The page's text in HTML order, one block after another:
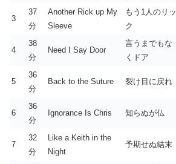
3
37
分
Another Rick up My
Sleeve
もう1人のリッ
ク
4
38
分
Need I Say Door
言うまでもな
くドア
5
36
分
Back to the Suture 裂け目に戻れ
6
36
分
Ignorance Is Chris 知らぬが仏
7
32
分
Like a Keith in the
Night
予期せぬ結末